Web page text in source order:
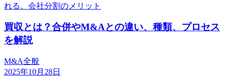
れる。会社分割のメリット
買収とは？合併やM&Aとの違い、種類、プロセス
を解説
M&A全般
2025年10月28日